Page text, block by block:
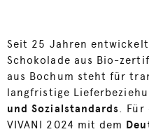
Seit 25 Jahren
Schokolade aus Bio-
aus Bochum steht für
langfristige
und Sozialstandards. Für
VIVANI 2024 mit dem